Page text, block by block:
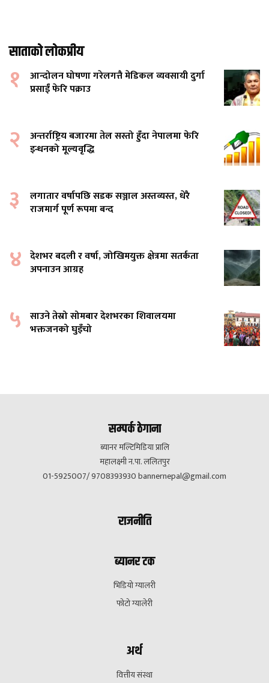
साताको लोकप्रीय
१
आन्दोलन घोषणा गरेलगत्तै मेडिकल व्यवसायी दुर्गा
प्रसाईं फेरि पक्राउ
२
अन्तर्राष्ट्रिय बजारमा तेल सस्तो हुँदा नेपालमा फेरि
इन्धनको मूल्यवृद्धि
३
लगातार वर्षापछि सडक सञ्जाल अस्तव्यस्त, धेरै
राजमार्ग पूर्ण रूपमा बन्द
४ देशभर बदली र वर्षा, जोखिमयुक्त क्षेत्रमा सतर्कता
अपनाउन आग्रह
५ साउने तेस्रो सोमबार देशभरका शिवालयमा
भक्तजनको घुइँचो
सम्पर्क ठेगाना
ब्यानर मल्टिमिडिया प्रालि
महालक्ष्मी न.पा. ललितपुर
01-5925007/ 9708393930bannernepal@gmail.com
राजनीति
ब्यानर टक
भिडियो ग्यालरी
फोटो ग्यालेरी
अर्थ
वित्तीय संस्था